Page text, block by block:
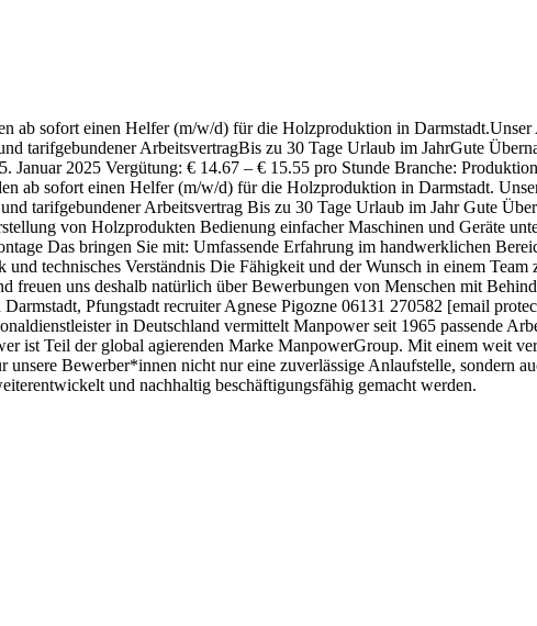
ab sofort einen Helfer (m/w/d) für die Holzproduktion in
tarifgebundener ArbeitsvertragBis zu 30 Tage Urlaub im JahrGute
2025 Vergütung: € 14.67 – € 15.55 pro Stunde Branche:
ab sofort einen Helfer (m/w/d) für die Holzproduktion in Darmstadt.
tarifgebundener Arbeitsvertrag Bis zu 30 Tage Urlaub im Jahr Gute
von Holzprodukten Bedienung einfacher Maschinen und Geräte
Das bringen Sie mit: Umfassende Erfahrung im handwerklichen
technisches Verständnis Die Fähigkeit und der Wunsch in einem Team
uns deshalb natürlich über Bewerbungen von Menschen mit
Pfungstadt recruiter Agnese Pigozne 06131 270582 [email
in Deutschland vermittelt Manpower seit 1965 passende
ist Teil der global agierenden Marke ManpowerGroup. Mit einem weit
Bewerber­*innen nicht nur eine zuverlässige Anlauf­stelle, sondern
und nachhaltig beschäftigungs­fähig gemacht werden.